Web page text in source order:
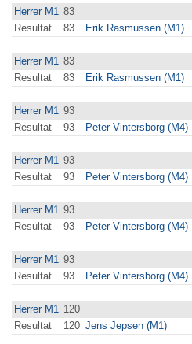
Herrer M1 83
Resultat
83 Erik Rasmussen (M1)
Herrer M1 83
Resultat
83 Erik Rasmussen (M1)
Herrer M1 93
Resultat
93 Peter Vintersborg (M4)
Herrer M1 93
Resultat
93 Peter Vintersborg (M4)
Herrer M1 93
Resultat
93 Peter Vintersborg (M4)
Herrer M1 93
Resultat
93 Peter Vintersborg (M4)
Herrer M1 120
Resultat
120 Jens Jepsen (M1)